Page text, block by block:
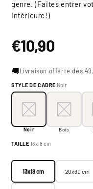
genre. (Faites entrer
intérieure!)
Prix
habituel
€10,90
🚚Livraison offerte dès
Style de cadre:
Noir Bois
20x30
STYLE DE CADRE Noir
Noir Bois
TAILLE 13x18 cm
13x18 cm 20x30 cm